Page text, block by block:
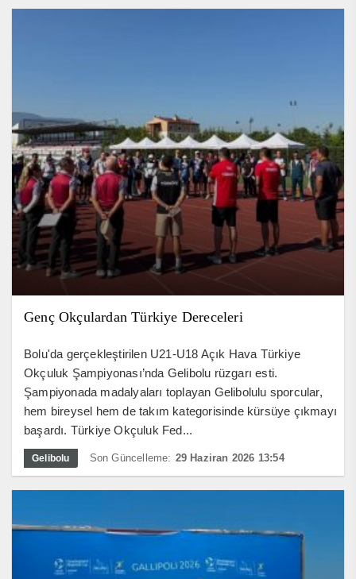
Genç Okçulardan Türkiye Dereceleri
Bolu'da gerçekleştirilen U21-U18 Açık Hava Türkiye
Okçuluk Şampiyonası’nda Gelibolu rüzgarı esti.
Şampiyonada madalyaları toplayan Gelibolulu sporcular,
hem bireysel hem de takım kategorisinde kürsüye çıkmayı
başardı. Türkiye Okçuluk Fed...
Gelibolu Son Güncelleme: 29 Haziran 2026 13:54